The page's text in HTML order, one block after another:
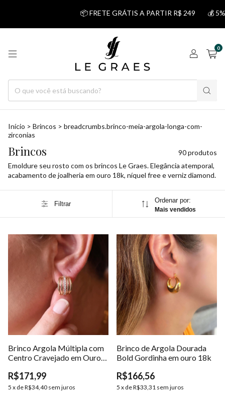
📦 FRETE GRÁTIS A PARTIR R$ 249 💰 5% DESCONTO NO
0
Início > Brincos > breadcrumbs.brinco-meia-argola-longa-com-
zirconias
Brincos
90 produtos
Emoldure seu rosto com os brincos Le Graes. Elegância atemporal,
acabamento de joalheria em ouro 18k, níquel free e verniz diamond.
Filtrar Ordenar por:
Mais vendidos
Brinco Argola Múltipla com
Centro Cravejado em Ouro
R$171,99
5 x deR$34,40 sem juros
Brinco de Argola Dourada
Bold Gordinha em ouro 18k
R$166,56
5 x deR$33,31 sem juros